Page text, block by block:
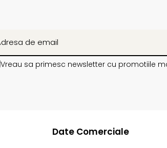
Vreau sa primesc newsletter cu promotiile
Date Comerciale